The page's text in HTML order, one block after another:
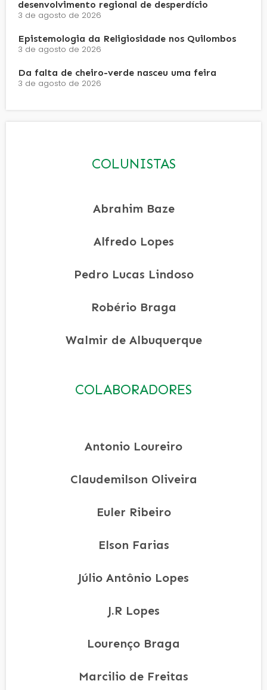
desenvolvimento regional de desperdício
3 de agosto de 2026
Epistemologia da Religiosidade nos Quilombos
3 de agosto de 2026
Da falta de cheiro-verde nasceu uma feira
3 de agosto de 2026
COLUNISTAS
Abrahim Baze
Alfredo Lopes
Pedro Lucas Lindoso
Robério Braga
Walmir de Albuquerque
COLABORADORES
Antonio Loureiro
Claudemilson Oliveira
Euler Ribeiro
Elson Farias
Júlio Antônio Lopes
J.R Lopes
Lourenço Braga
Marcilio de Freitas